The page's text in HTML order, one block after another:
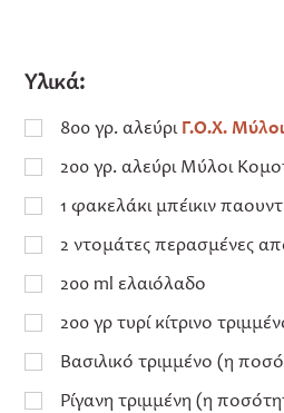
Υλικά:
800 γρ. αλεύριΓ.Ο.Χ.
200 γρ. αλεύρι Μύλοι
1 φακελάκι μπέικιν
2 ντομάτες περασμένες
200 ml ελαιόλαδο
200 γρ τυρί κίτρινο
Βασιλικό τριμμένο (η
Ρίγανη τριμμένη (η